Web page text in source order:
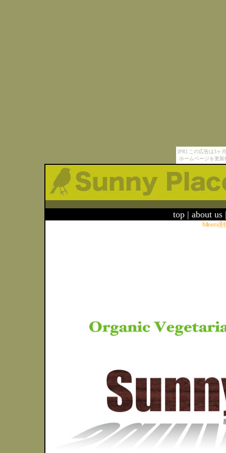
[PR] この広告は3ヶ
ホームページを更
top| about us
Meets別